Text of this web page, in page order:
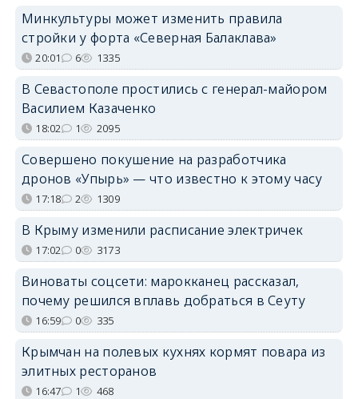
Минкультуры может изменить правила
стройки у форта «Северная Балаклава»
20:01 6 1335
В Севастополе простились с генерал-майором
Василием Казаченко
18:02 1 2095
Совершено покушение на разработчика
дронов «Упырь» — что известно к этому часу
17:18 2 1309
В Крыму изменили расписание электричек
17:02 0 3173
Виноваты соцсети: марокканец рассказал,
почему решился вплавь добраться в Сеуту
16:59 0 335
Крымчан на полевых кухнях кормят повара из
элитных ресторанов
16:47 1 468